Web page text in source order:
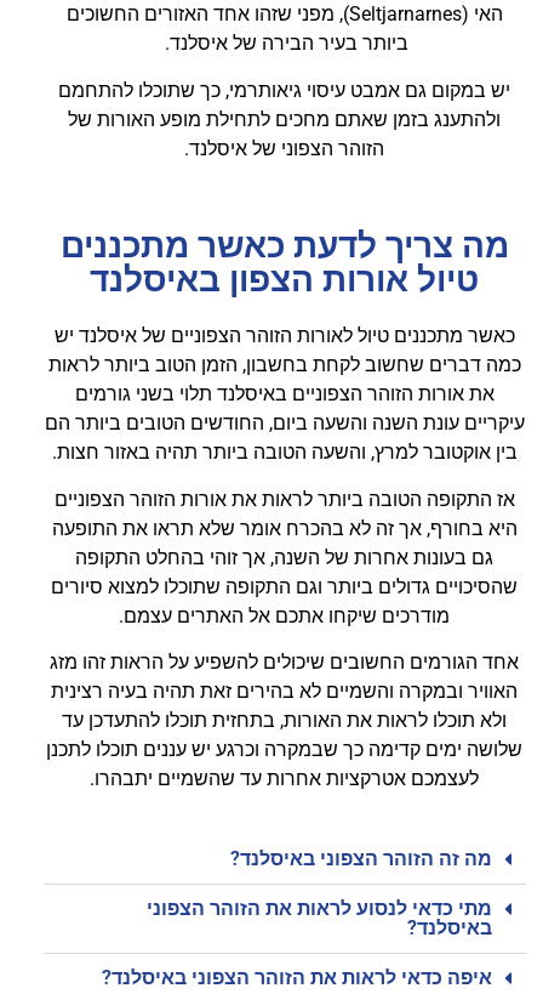
האי (Seltjarnarnes), מפני שזהו אחד האזורים החשוכים
ביותר בעיר הבירה של איסלנד.
יש במקום גם אמבט עיסוי גיאותרמי, כך שתוכלו להתחמם
ולהתענג בזמן שאתם מחכים לתחילת מופע האורות של
הזוהר הצפוני של איסלנד.
מה צריך לדעת כאשר מתכננים
טיול אורות הצפון באיסלנד
כאשר מתכננים טיול לאורות הזוהר הצפוניים של איסלנד יש
כמה דברים שחשוב לקחת בחשבון, הזמן הטוב ביותר לראות
את אורות הזוהר הצפוניים באיסלנד תלוי בשני גורמים
עיקריים עונת השנה והשעה ביום, החודשים הטובים ביותר הם
בין אוקטובר למרץ, והשעה הטובה ביותר תהיה באזור חצות.
אז התקופה הטובה ביותר לראות את אורות הזוהר הצפוניים
היא בחורף, אך זה לא בהכרח אומר שלא תראו את התופעה
גם בעונות אחרות של השנה, אך זוהי בהחלט התקופה
שהסיכויים גדולים ביותר וגם התקופה שתוכלו למצוא סיורים
מודרכים שיקחו אתכם אל האתרים עצמם.
אחד הגורמים החשובים שיכולים להשפיע על הראות זהו מזג
האוויר ובמקרה והשמיים לא בהירים זאת תהיה בעיה רצינית
ולא תוכלו לראות את האורות, בתחזית תוכלו להתעדכן עד
שלושה ימים קדימה כך שבמקרה וכרגע יש עננים תוכלו לתכנן
לעצמכם אטרקציות אחרות עד שהשמיים יתבהרו.
מה זה הזוהר הצפוני באיסלנד?
מתי כדאי לנסוע לראות את הזוהר הצפוני
באיסלנד?
איפה כדאי לראות את הזוהר הצפוני באיסלנד?